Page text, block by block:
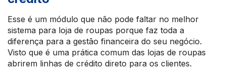
Esse é um módulo que não pode faltar no melhor
sistema para loja de roupas porque faz toda a
diferença para a gestão financeira do seu negócio.
Visto que é uma prática comum das lojas de roupas
abrirem linhas de crédito direto para os clientes.